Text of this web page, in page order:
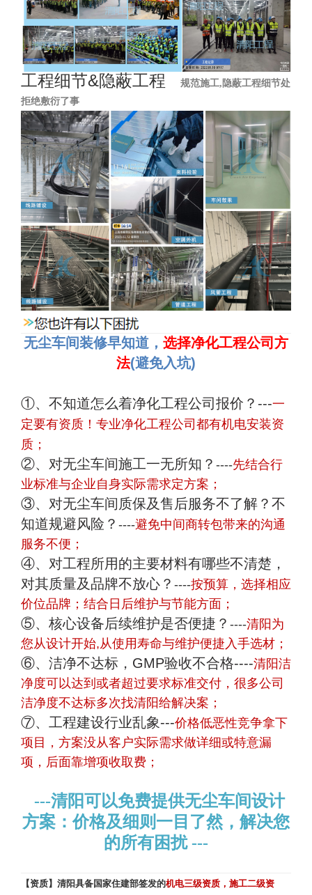
工程细节&隐蔽工程
规范施工,隐蔽工程细节处
拒绝敷衍了事
无尘车间装修早知道， 选择净化工程公司方
法(避免入坑)
①、不知道怎么着净化工程公司报价？ ---一
定要有资质！专业净化工程公司都有机电安装资
质；
②、对无尘车间施工一无所知？ ----先结合行
业标准与企业自身实际需求定方案；
③、对无尘车间质保及售后服务不了解？不
知道规避风险？ ----避免中间商转包带来的沟通
服务不便；
④、对工程所用的主要材料有哪些不清楚，
对其质量及品牌不放心？ ----按预算，选择相应
价位品牌；结合日后维护与节能方面；
⑤、核心设备后续维护是否便捷？ ----清阳为
您从设计开始,从使用寿命与维护便捷入手选材；
⑥、洁净不达标，GMP验收不合格----清阳洁
净度可以达到或者超过要求标准交付，很多公司
洁净度不达标多次找清阳给解决案；
⑦、工程建设行业乱象---价格低恶性竞争拿下
项目，方案没从客户实际需求做详细或特意漏
项，后面靠增项收取费；
---清阳可以免费提供无尘车间设计
方案：价格及细则一目了然，解决您
的所有困扰 ---
【资质】清阳具备国家住建部签发的机电三级资质，施工二级资